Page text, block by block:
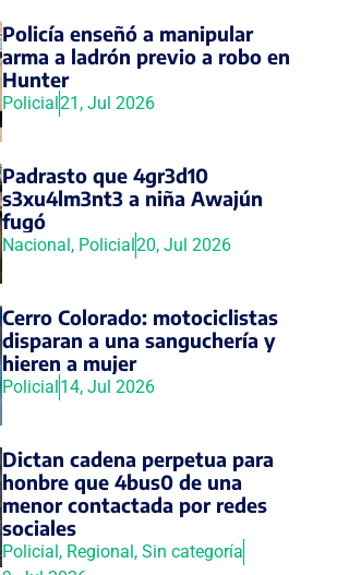
Policía enseñó a manipular
arma a ladrón previo a robo en
Hunter
Policial21, Jul 2026
Padrasto que 4gr3d10
s3xu4lm3nt3 a niña Awajún
fugó
Nacional, Policial20, Jul 2026
Cerro Colorado: motociclistas
disparan a una sanguchería y
hieren a mujer
Policial14, Jul 2026
Dictan cadena perpetua para
honbre que 4bus0 de una
menor contactada por redes
sociales
Policial, Regional, Sin categoría